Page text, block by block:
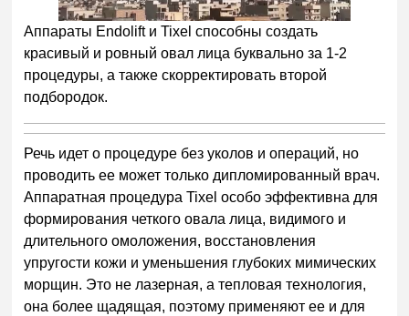
Аппараты Endolift и Tixel способны создать
красивый и ровный овал лица буквально за 1-2
процедуры, а также скорректировать второй
подбородок.
Речь идет о процедуре без уколов и операций, но
проводить ее может только дипломированный врач.
Аппаратная процедура Tixel особо эффективна для
формирования четкого овала лица, видимого и
длительного омоложения, восстановления
упругости кожи и уменьшения глубоких мимических
морщин. Это не лазерная, а тепловая технология,
она более щадящая, поэтому применяют ее и для